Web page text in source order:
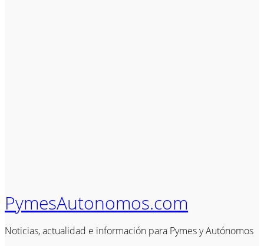
PymesAutonomos.com
Noticias, actualidad e información para Pymes y Autónomos